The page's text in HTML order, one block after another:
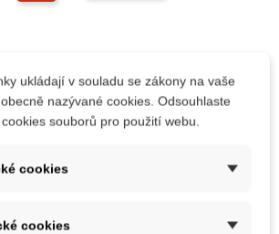
kůň
PlanToys Dětský
ukládají v souladu se zákony na vaše
nazývané cookies. Odsouhlaste
souborů pro použití webu.
cookies
cookies